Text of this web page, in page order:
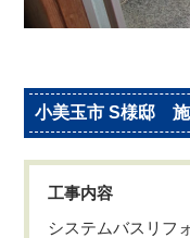
小美玉市 S様邸 施
工事内容
システムバスリフ